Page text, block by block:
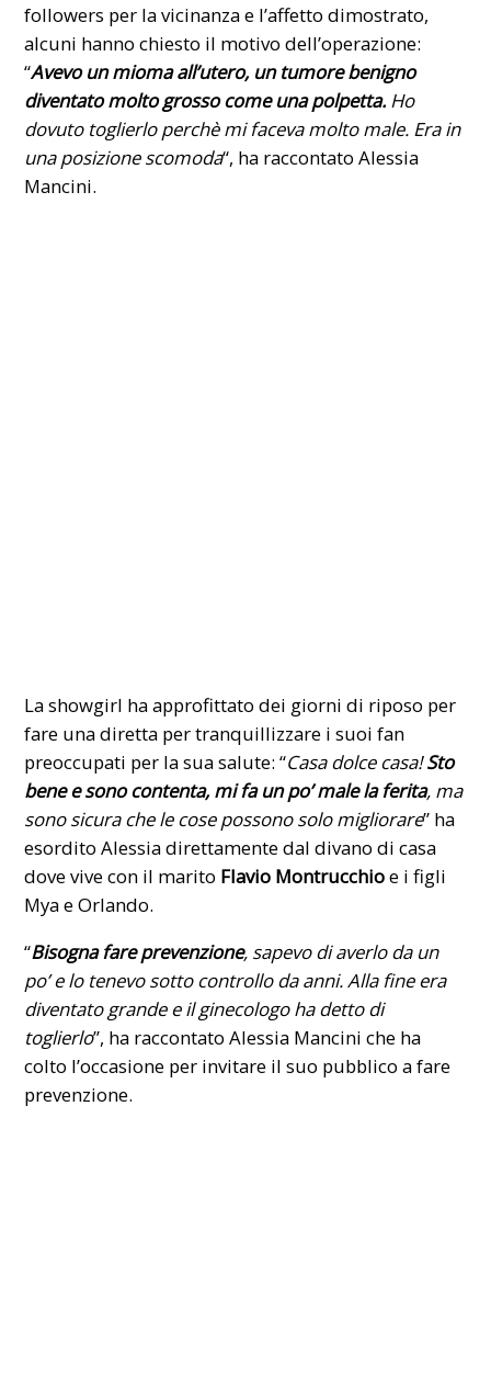
followers per la vicinanza e l’affetto dimostrato,
alcuni hanno chiesto il motivo dell’operazione:
“Avevo un mioma all’utero, un tumore benigno
diventato molto grosso come una polpetta. Ho
dovuto toglierlo perchè mi faceva molto male. Era in
una posizione scomoda“, ha raccontato Alessia
Mancini.
La showgirl ha approfittato dei giorni di riposo per
fare una diretta per tranquillizzare i suoi fan
preoccupati per la sua salute: “Casa dolce casa!Sto
bene e sono contenta, mi fa un po’ male la ferita, ma
sono sicura che le cose possono solo migliorare” ha
esordito Alessia direttamente dal divano di casa
dove vive con il marito Flavio Montrucchioe i figli
Mya e Orlando.
“Bisogna fare prevenzione, sapevo di averlo da un
po’ e lo tenevo sotto controllo da anni. Alla fine era
diventato grande e il ginecologo ha detto di
toglierlo”, ha raccontato Alessia Mancini che ha
colto l’occasione per invitare il suo pubblico a fare
prevenzione.